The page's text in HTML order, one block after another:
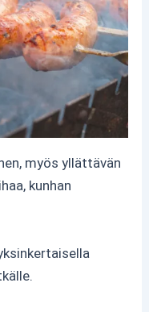
myös yllättävän
kunhan